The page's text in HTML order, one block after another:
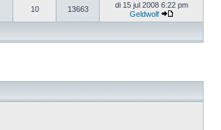
10 13663
di 15 jul 2008 6:22 pm
Geldwolf